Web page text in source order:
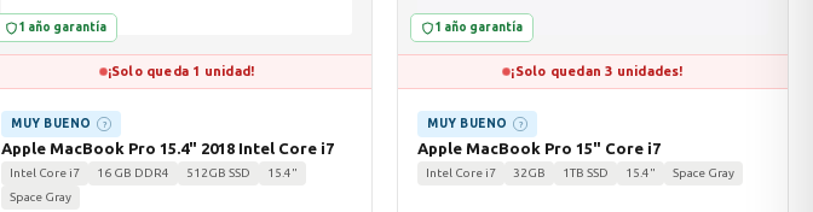
1 año garantía
¡Solo queda 1 unidad!
MUY BUENO ?
Apple MacBook Pro 15.4" 2018 Intel Core i7
Intel Core i7 16 GB DDR4 512GB SSD
15.4"
Space Gray
1 año garantía
¡Solo quedan 3 unidades!
MUY BUENO ?
Apple MacBook Pro 15" Core i7
Intel Core i7 32GB 1TB SSD 15.4" Space Gray